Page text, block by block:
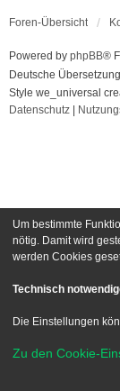
Foren-Übersicht
Powered by phpBB®
Deutsche
Style we_universal
Datenschutz
Um bestimmte
nötig. Damit wird
werden Cookies
Technisch
Die Einstellungen
Zu den Cookie-